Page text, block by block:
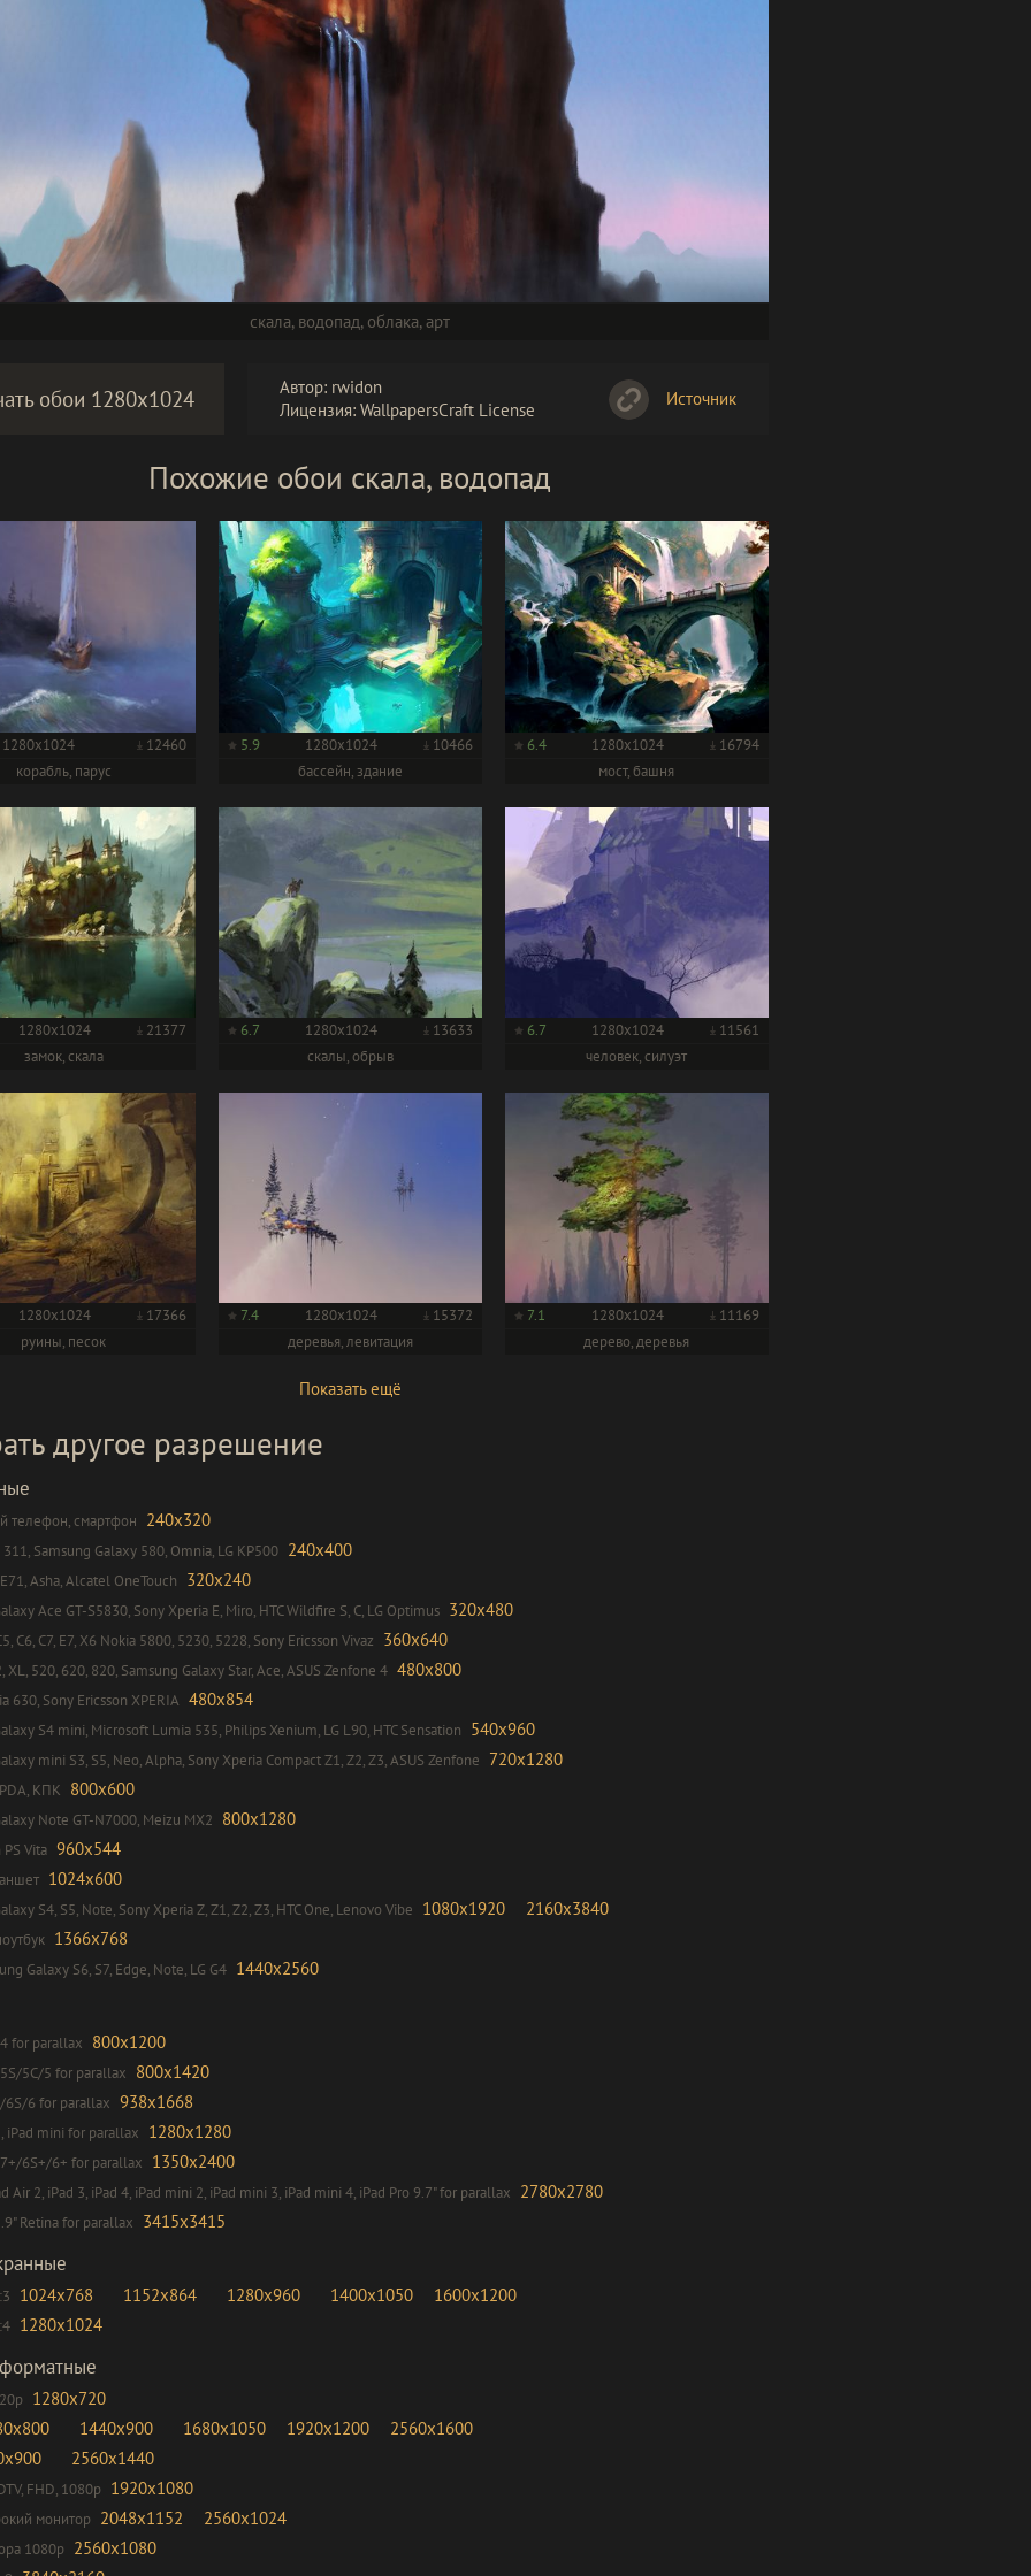
скала, водопад, облака,арт
обои 1280x1024
Автор: rwidon
Лицензия: WallpapersCraft License
Источник
Похожие обои скала, водопад
1280x1024
12460
корабль, парус
5.9 1280x1024
10466
бассейн, здание
6.4 1280x1024
16794
мост, башня
1280x1024
21377
замок, скала
6.7 1280x1024
13633
скалы, обрыв
6.7 1280x1024
11561
человек, силуэт
1280x1024
17366
руины, песок
7.4 1280x1024
15372
деревья, левитация
7.1 1280x1024
11169
дерево, деревья
Показать ещё
другое разрешение
телефон, смартфон 240x320
Samsung Galaxy 580, Omnia, LG KP500 240x400
Asha, Alcatel OneTouch 320x240
Ace GT-S5830, Sony Xperia E, Miro, HTC Wildfire S, C, LG Optimus 320x480
C6, C7, E7, X6 Nokia 5800, 5230, 5228, Sony Ericsson Vivaz 360x640
XL, 520, 620, 820, Samsung Galaxy Star, Ace, ASUS Zenfone 4 480x800
630, Sony Ericsson XPERIA 480x854
S4 mini, Microsoft Lumia 535, Philips Xenium, LG L90, HTC Sensation 540x960
mini S3, S5, Neo, Alpha, Sony Xperia Compact Z1, Z2, Z3, ASUS Zenfone 720x1280
КПК 800x600
Note GT-N7000, Meizu MX2 800x1280
Vita 960x544
1024x600
S4, S5, Note, Sony Xperia Z, Z1, Z2, Z3, HTC One, Lenovo Vibe 1080x1920 2160x3840
1366x768
Galaxy S6, S7, Edge, Note, LG G4 1440x2560
for parallax 800x1200
5C/5 for parallax 800x1420
6 for parallax 938x1668
iPad mini for parallax 1280x1280
6S+/6+ for parallax 1350x2400
Air 2, iPad 3, iPad 4, iPad mini 2, iPad mini 3, iPad mini 4, iPad Pro 9.7" for parallax 2780x2780
Retina for parallax 3415x3415
1024x768 1152x864 1280x960 1400x1050 1600x1200
1280x1024
1280x720
1440x900 1680x1050 1920x1200
2560x1600
2560x1440
FHD, 1080p 1920x1080
монитор 2048x1152 2560x1024
1080p 2560x1080